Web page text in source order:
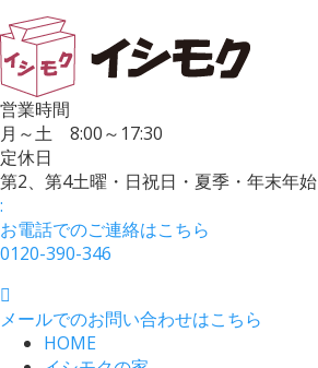
営業時間
月～土 8:00～17:30
定休日
第2、第4土曜・日祝日・夏季・年末年始
:
お電話でのご連絡はこちら
0120-390-346
メールでのお問い合わせはこちら
HOME